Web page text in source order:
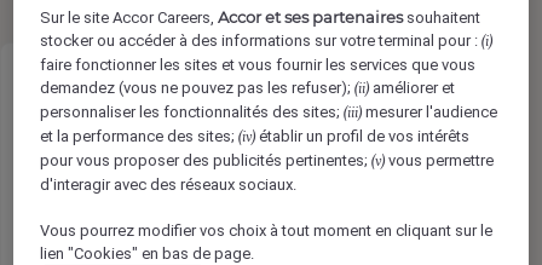
Front Office Intern - The Hoxton, Lloyd
Votre nom*
Sur le site Accor Careers,Accor et ses partenairessouhaitent
stocker ou accéder à des informations sur votre terminal pour :(i)
faire fonctionner les sites et vous fournir les services que vous
demandez (vous ne pouvez pas les refuser);(ii) améliorer et
personnaliser les fonctionnalités des sites;(iii) mesurer l'audience
et la performance des sites;(iv) établir un profil de vos intérêts
pour vous proposer des publicités pertinentes;(v) vous permettre
d'interagir avec des réseaux sociaux.
Vous pourrez modifier vos choix à tout moment en cliquant sur le
lien "Cookies" en bas de page.